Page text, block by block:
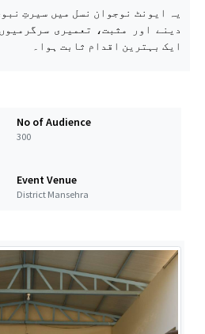
یہ ایونٹ نوجوان نسل میں سیرتِ
دینے اور مثبت، تعمیری
ایک بہترین اقدام ثابت ہوا۔
No of Audience
300
Event Venue
District Mansehra